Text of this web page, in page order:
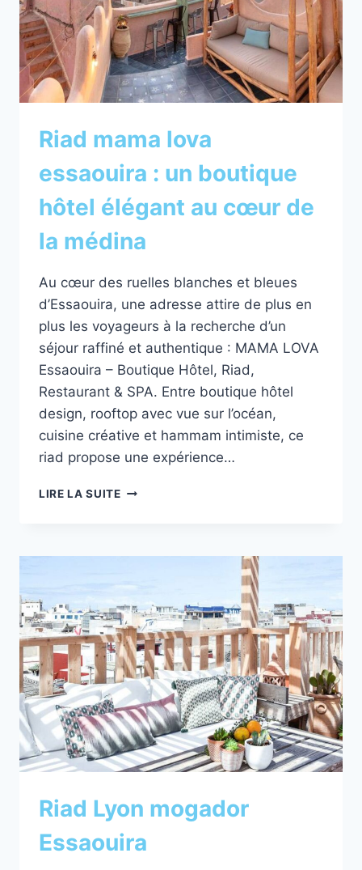
MÉDINA
Riad mama lova
essaouira : un boutique
hôtel élégant au cœur de
la médina
Au cœur des ruelles blanches et bleues
d’Essaouira, une adresse attire de plus en
plus les voyageurs à la recherche d’un
séjour raffiné et authentique : MAMA LOVA
Essaouira – Boutique Hôtel, Riad,
Restaurant & SPA. Entre boutique hôtel
design, rooftop avec vue sur l’océan,
cuisine créative et hammam intimiste, ce
riad propose une expérience…
LIRE LA SUITERIAD
:
HÔTEL
ÉLÉGANT
AU
CŒUR
DE
LA
MÉDINA
Riad Lyon mogador
Essaouira